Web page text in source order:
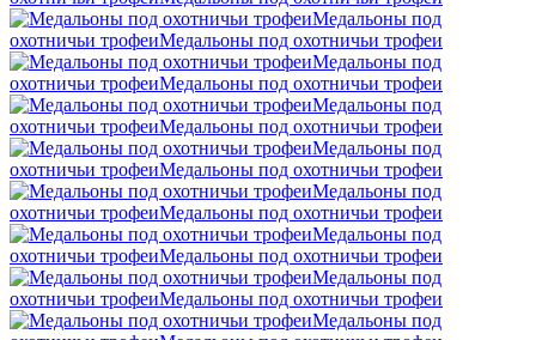
Mедальоны под
охотничьи трофеиMедальоны под охотничьи трофеи
Mедальоны под
охотничьи трофеиMедальоны под охотничьи трофеи
Mедальоны под
охотничьи трофеиMедальоны под охотничьи трофеи
Mедальоны под
охотничьи трофеиMедальоны под охотничьи трофеи
Mедальоны под
охотничьи трофеиMедальоны под охотничьи трофеи
Mедальоны под
охотничьи трофеиMедальоны под охотничьи трофеи
Mедальоны под
охотничьи трофеиMедальоны под охотничьи трофеи
Mедальоны под